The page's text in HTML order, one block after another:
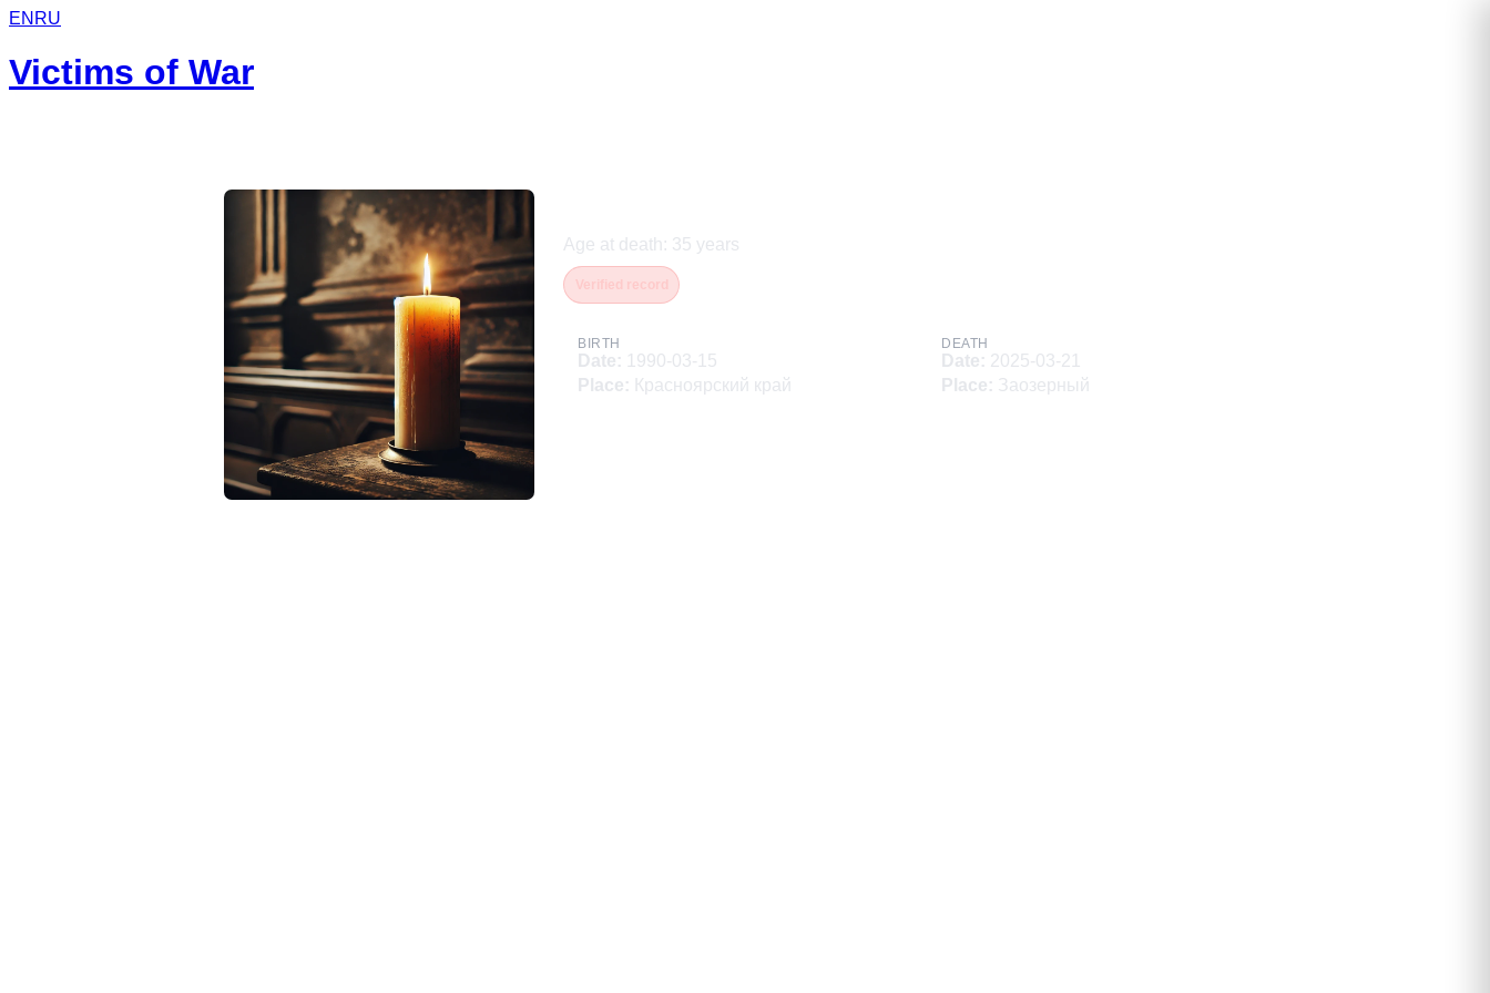
EN RU
Victims of War
Age at death : 35 years
BIRTH
Date: 1990-03-15
Place: Красноярский край
DEATH
Date: 2025-03-21
Place: Заозерный